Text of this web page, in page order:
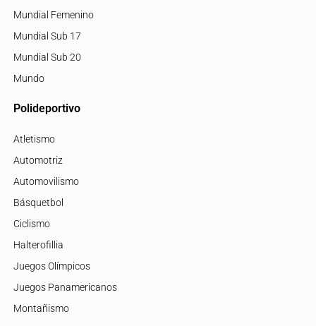
Mundial Femenino
Mundial Sub 17
Mundial Sub 20
Mundo
Polideportivo
Atletismo
Automotriz
Automovilismo
Básquetbol
Ciclismo
Halterofillia
Juegos Olímpicos
Juegos Panamericanos
Montañismo